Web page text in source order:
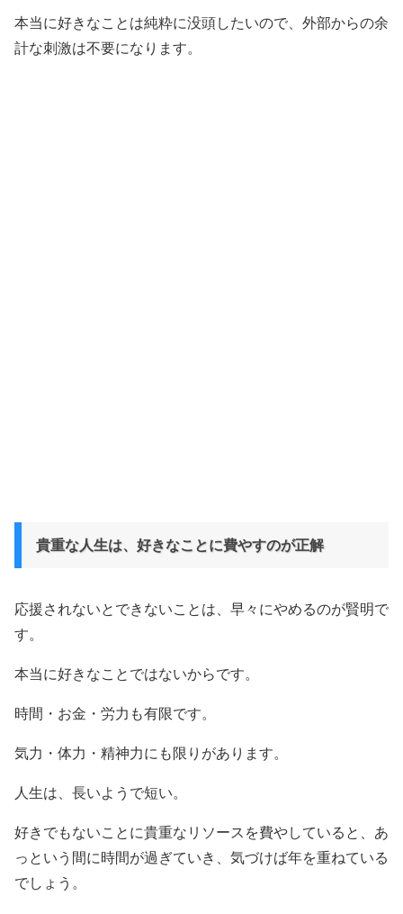
本当に好きなことは純粋に没頭したいので、外部からの余
計な刺激は不要になります。
貴重な人生は、好きなことに費やすのが正解
応援されないとできないことは、早々にやめるのが賢明で
す。
本当に好きなことではないからです。
時間・お金・労力も有限です。
気力・体力・精神力にも限りがあります。
人生は、長いようで短い。
好きでもないことに貴重なリソースを費やしていると、あ
っという間に時間が過ぎていき、気づけば年を重ねている
でしょう。